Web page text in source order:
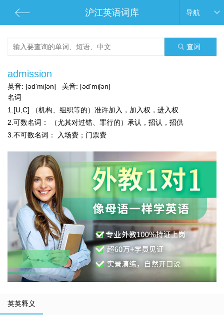
沪江英语词库 导航
查词
admission
英音: [əd'miʃən] 美音: [əd'miʃən]
名词
1.[U,C] （机构、组织等的）准许加入，加入权，进入权
2. 可数名词：
（尤其对过错、罪行的）承认，招认，招供
3. 不可数名词： 入场费；门票费
英英释义